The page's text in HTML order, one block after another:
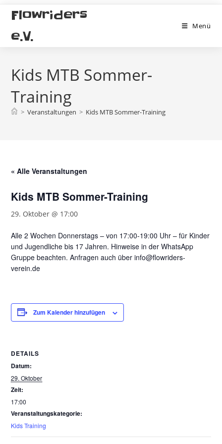
Zum
Inhalt
springen
Flowriders
e.V.
Menü
Kids MTB Sommer-
Training
> Veranstaltungen > Kids MTB Sommer-Training
« Alle Veranstaltungen
Kids MTB Sommer-Training
29. Oktober @ 17:00
Alle 2 Wochen Donnerstags – von 17:00-19:00 Uhr – für Kinder
und Jugendliche bis 17 Jahren. Hinweise in der WhatsApp
Gruppe beachten. Anfragen auch über info@flowriders-
verein.de
Zum Kalender hinzufügen
DETAILS
Datum:
29. Oktober
Zeit:
17:00
Veranstaltungskategorie:
Kids Training